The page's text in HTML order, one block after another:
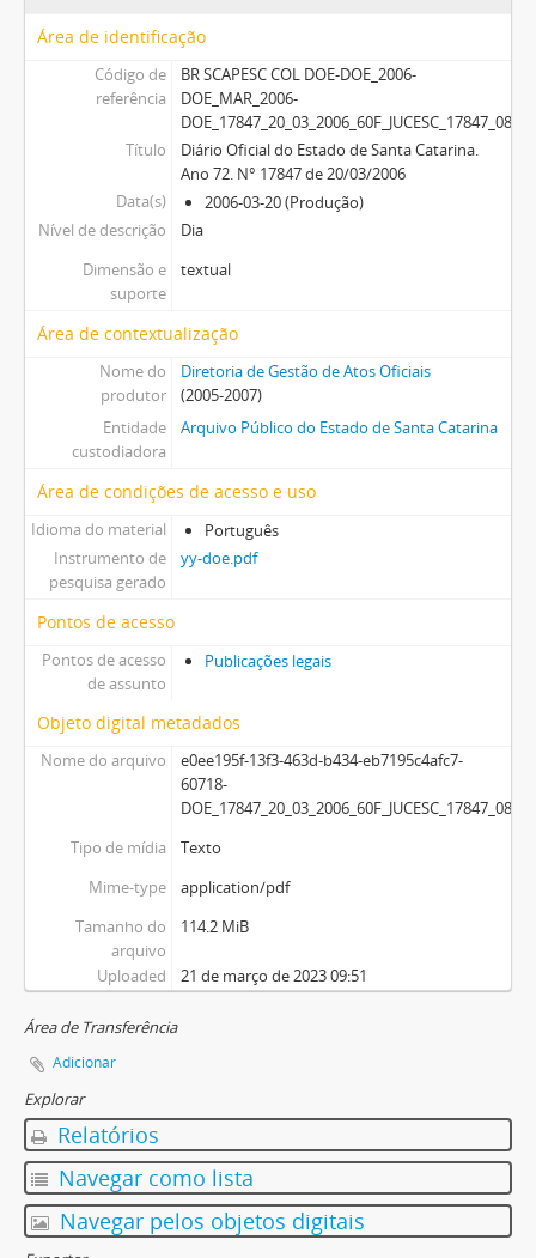
Área de identificação
Código de
referência
BR SCAPESC COL DOE-DOE_2006-
DOE_MAR_2006-
DOE_17847_20_03_2006_60F_JUCESC_17847_08F
Título
Diário Oficial do Estado de Santa Catarina.
Ano 72. N° 17847 de 20/03/2006
Data(s)
2006-03-20 (Produção)
Nível de descrição
Dia
Dimensão e
suporte
textual
Área de contextualização
Nome do
produtor
Diretoria de Gestão de Atos Oficiais
(2005-2007)
Entidade
custodiadora
Arquivo Público do Estado de Santa Catarina
Área de condições de acesso e uso
Idioma do material
Português
Instrumento de
pesquisa gerado
yy-doe.pdf
Pontos de acesso
Pontos de acesso
de assunto
Publicações legais
Objeto digital metadados
Nome do arquivo
e0ee195f-13f3-463d-b434-eb7195c4afc7-
60718-
Tipo de mídia
Texto
Mime-type
application/pdf
Tamanho do
arquivo
114.2 MiB
Uploaded 21 de março de 2023 09:51
Área de Transferência
Adicionar
Explorar
Relatórios
Navegar como lista
Navegar pelos objetos digitais